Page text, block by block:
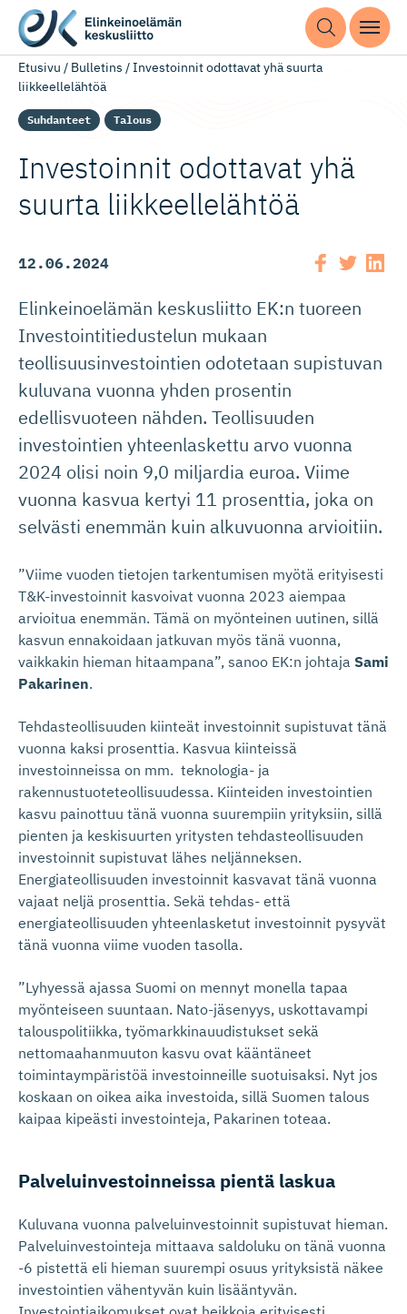
Etusivu / Bulletins /Investoinnit odottavat yhä suurta
liikkeellelähtöä
Suhdanteet Talous
Investoinnit odottavat yhä
suurta liikkeelle­lähtöä
12.06.2024
Elinkeinoelämän keskusliitto EK:n tuoreen
Investointitiedustelun mukaan
teollisuusinvestointien odotetaan supistuvan
kuluvana vuonna yhden prosentin
edellisvuoteen nähden. Teollisuuden
investointien yhteenlaskettu arvo vuonna
2024 olisi noin 9,0 miljardia euroa. Viime
vuonna kasvua kertyi 11 prosenttia, joka on
selvästi enemmän kuin alkuvuonna arvioitiin.
”Viime vuoden tietojen tarkentumisen myötä erityisesti
T&K-investoinnit kasvoivat vuonna 2023 aiempaa
arvioitua enemmän. Tämä on myönteinen uutinen, sillä
kasvun ennakoidaan jatkuvan myös tänä vuonna,
vaikkakin hieman hitaampana”, sanoo EK:n johtaja Sami
Pakarinen.
Tehdasteollisuuden kiinteät investoinnit supistuvat tänä
vuonna kaksi prosenttia. Kasvua kiinteissä
investoinneissa on mm. teknologia- ja
rakennustuoteteollisuudessa. Kiinteiden investointien
kasvu painottuu tänä vuonna suurempiin yrityksiin, sillä
pienten ja keskisuurten yritysten tehdasteollisuuden
investoinnit supistuvat lähes neljänneksen.
Energiateollisuuden investoinnit kasvavat tänä vuonna
vajaat neljä prosenttia. Sekä tehdas- että
energiateollisuuden yhteenlasketut investoinnit pysyvät
tänä vuonna viime vuoden tasolla.
”Lyhyessä ajassa Suomi on mennyt monella tapaa
myönteiseen suuntaan. Nato-jäsenyys, uskottavampi
talouspolitiikka, työmarkkinauudistukset sekä
nettomaahanmuuton kasvu ovat kääntäneet
toimintaympäristöä investoinneille suotuisaksi. Nyt jos
koskaan on oikea aika investoida, sillä Suomen talous
kaipaa kipeästi investointeja, Pakarinen toteaa.
Palveluin­ves­toin­neissa pientä laskua
Kuluvana vuonna palveluinvestoinnit supistuvat hieman.
Palveluinvestointeja mittaava saldoluku on tänä vuonna
-6 pistettä eli hieman suurempi osuus yrityksistä näkee
investointien vähentyvän kuin lisääntyvän.